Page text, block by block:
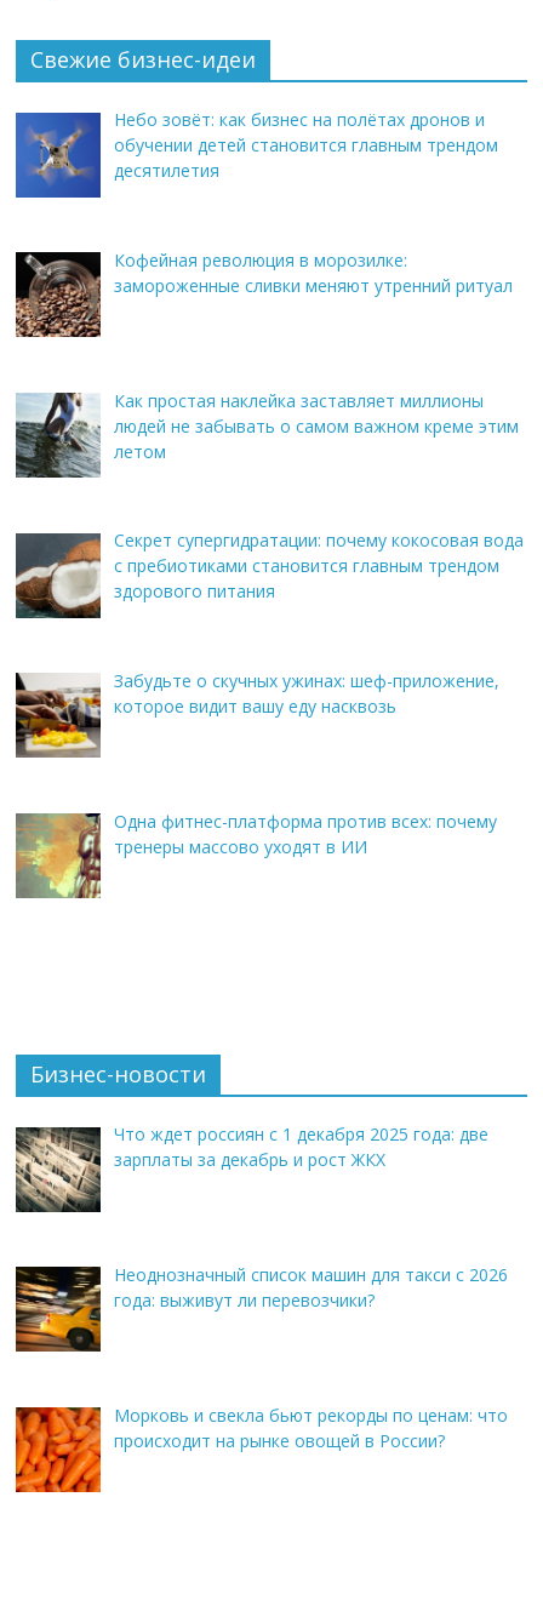
Свежие бизнес-идеи
Небо зовёт: как бизнес на полётах дронов и
обучении детей становится главным трендом
десятилетия
Кофейная революция в морозилке:
замороженные сливки меняют утренний ритуал
Как простая наклейка заставляет миллионы
людей не забывать о самом важном креме этим
летом
Секрет супергидратации: почему кокосовая вода
с пребиотиками становится главным трендом
здорового питания
Забудьте о скучных ужинах: шеф-приложение,
которое видит вашу еду насквозь
Одна фитнес-платформа против всех: почему
тренеры массово уходят в ИИ
Бизнес-новости
Что ждет россиян с 1 декабря 2025 года: две
зарплаты за декабрь и рост ЖКХ
Неоднозначный список машин для такси с 2026
года: выживут ли перевозчики?
Морковь и свекла бьют рекорды по ценам: что
происходит на рынке овощей в России?